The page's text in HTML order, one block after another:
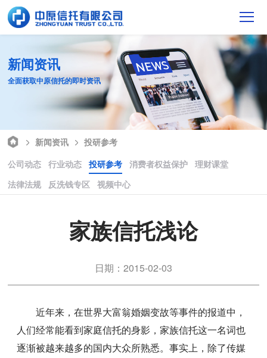
新闻资讯
全面获取中原信托的即时资讯
新闻资讯
投研参考
公司动态
行业动态 投研参考 消费者权益保护
理财课堂
法律法规
反洗钱专区 视频中心
家族信托浅论
日期：2015-02-03
近年来，在世界大富翁婚姻变故等事件的报道中，
人们经常能看到家庭信托的身影，家族信托这一名词也
逐渐被越来越多的国内大众所熟悉。事实上，除了传媒